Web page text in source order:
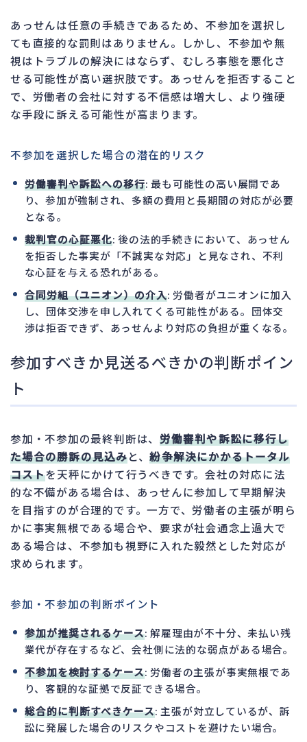
あっせんは任意の手続きであるため、不参加を選択し
ても直接的な罰則はありません。しかし、不参加や無
視はトラブルの解決にはならず、むしろ事態を悪化さ
せる可能性が高い選択肢です。あっせんを拒否すること
で、労働者の会社に対する不信感は増大し、より強硬
な手段に訴える可能性が高まります。
不参加を選択した場合の潜在的リスク
労働審判や訴訟への移行: 最も可能性の高い展開であ
り、参加が強制され、多額の費用と長期間の対応が必要
となる。
裁判官の心証悪化: 後の法的手続きにおいて、あっせん
を拒否した事実が「不誠実な対応」と見なされ、不利
な心証を与える恐れがある。
合同労組（ユニオン）の介入: 労働者がユニオンに加入
し、団体交渉を申し入れてくる可能性がある。団体交
渉は拒否できず、あっせんより対応の負担が重くなる。
参加すべきか見送るべきかの判断ポイン
ト
参加・不参加の最終判断は、労働審判や訴訟に移行し
た場合の勝訴の見込みと、紛争解決にかかるトータル
コストを天秤にかけて行うべきです。会社の対応に法
的な不備がある場合は、あっせんに参加して早期解決
を目指すのが合理的です。一方で、労働者の主張が明ら
かに事実無根である場合や、要求が社会通念上過大で
ある場合は、不参加も視野に入れた毅然とした対応が
求められます。
参加・不参加の判断ポイント
参加が推奨されるケース: 解雇理由が不十分、未払い残
業代が存在するなど、会社側に法的な弱点がある場合。
不参加を検討するケース: 労働者の主張が事実無根であ
り、客観的な証拠で反証できる場合。
総合的に判断すべきケース: 主張が対立しているが、訴
訟に発展した場合のリスクやコストを避けたい場合。